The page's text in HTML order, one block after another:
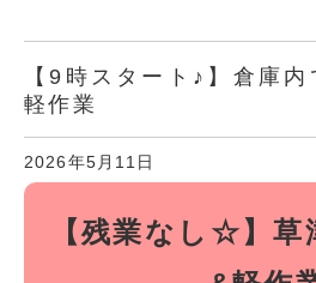
【9時スタート♪】倉庫
軽作業
2026年5月11日
【残業なし☆】草